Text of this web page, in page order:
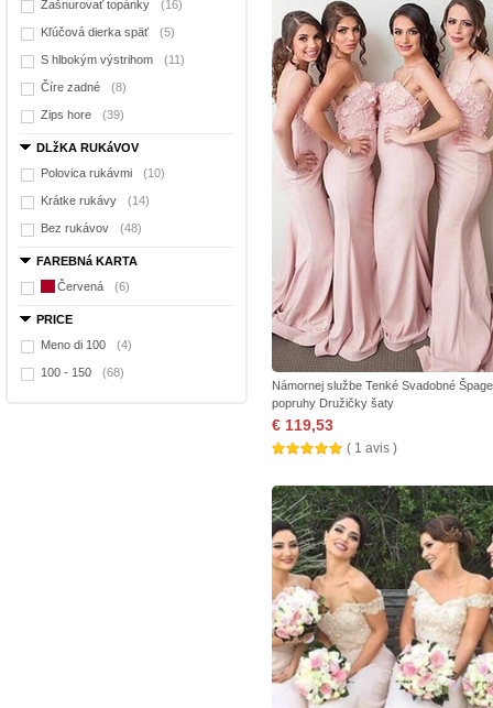
Zašnurovať topánky
(16)
Kľúčová dierka späť (5)
S hlbokým výstrihom (11)
Číre zadné (8)
Zips hore (39)
DLžKA RUKáVOV
Polovica rukávmi
(10)
Krátke rukávy (14)
Bez rukávov (48)
FAREBNá KARTA
Červená
(6)
PRICE
Meno di 100
(4)
100 - 150 (68)
Námornej službe Tenké Svadobné
popruhy Družičky šaty
€ 119,53
( 1 avis )